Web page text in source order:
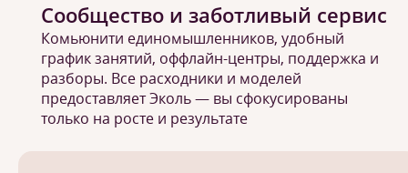
Сообщество и заботливый сервис
Комьюнити единомышленников, удобный
график занятий, оффлайн-центры, поддержка и
разборы. Все расходники и моделей
предоставляет Эколь — вы сфокусированы
только на росте и результате